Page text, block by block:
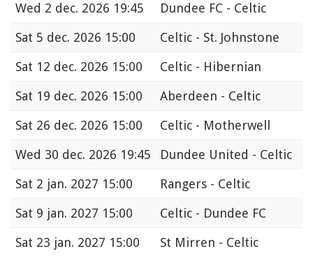
Wed 2 dec. 2026 19:45
Dundee FC - Celtic
Sat 5 dec. 2026 15:00
Celtic - St. Johnstone
Sat 12 dec. 2026 15:00
Celtic - Hibernian
Sat 19 dec. 2026 15:00
Aberdeen - Celtic
Sat 26 dec. 2026 15:00
Celtic - Motherwell
Wed 30 dec. 2026 19:45
Dundee United - Celtic
Sat 2 jan. 2027 15:00
Rangers - Celtic
Sat 9 jan. 2027 15:00
Celtic - Dundee FC
Sat 23 jan. 2027 15:00
St Mirren - Celtic